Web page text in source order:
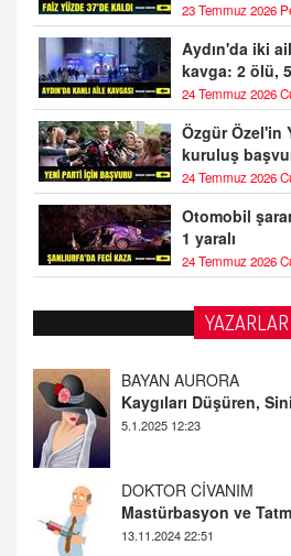
23 Temmuz 2026
Aydın'da iki
kavga: 2 ölü,
24 Temmuz 2026
Özgür Özel'in
kuruluş
24 Temmuz 2026
Otomobil
1 yaralı
24 Temmuz 2026
YAZARLAR
DOKTOR CİVANIM
Mastürbasyon ve
13.11.2024 22:51
ALİ EFENDİ
Adana At Yarışı
Cumartesi